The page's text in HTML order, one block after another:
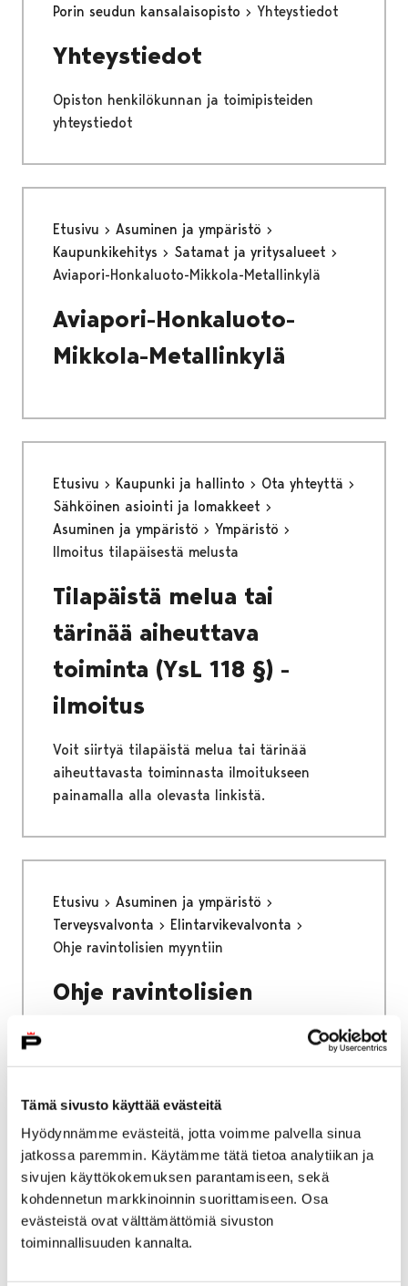
Tämä sivusto käyttää evästeitä
Hyödynnämme evästeitä, jotta voimme palvella sinua
jatkossa paremmin. Käytämme tätä tietoa analytiikan ja
sivujen käyttökokemuksen parantamiseen, sekä
kohdennetun markkinoinnin suorittamiseen. Osa
evästeistä ovat välttämättömiä sivuston
toiminnallisuuden kannalta.
Porin seudun kansalaisopisto
Yhteystiedot
Yhteystiedot
Opiston henkilökunnan ja toimipisteiden
yhteystiedot
Etusivu
Asuminen ja ympäristö
Kaupunkikehitys
Satamat ja yritysalueet
Aviapori-Honkaluoto-Mikkola-Metallinkylä
Aviapori-Honkaluoto-
Mikkola-Metallinkylä
Etusivu Kaupunki ja hallinto
Ota yhteyttä
Sähköinen asiointi ja lomakkeet
Asuminen ja ympäristö
Ympäristö
Ilmoitus tilapäisestä melusta
Tilapäistä melua tai
tärinää aiheuttava
toiminta (YsL 118 §) -
ilmoitus
Voit siirtyä tilapäistä melua tai tärinää
aiheuttavasta toiminnasta ilmoitukseen
painamalla alla olevasta linkistä.
Etusivu
Asuminen ja ympäristö
Terveysvalvonta
Elintarvikevalvonta
Ohje ravintolisien myyntiin
Ohje ravintolisien
Voit siirtyä ravintolisien myynti ohjeeseen
Etusivu Kaupunki ja hallinto
Ota yhteyttä
Sähköinen asiointi ja lomakkeet
Kulttuuri ja vapaa-aika